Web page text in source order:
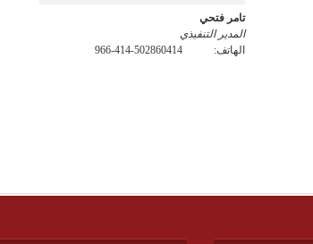
تامر فتحي
المدير التنفيذي
الهاتف:
966-414-502860414